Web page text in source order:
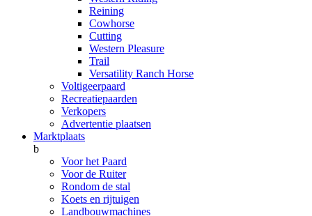
Reining
Cowhorse
Cutting
Western Pleasure
Trail
Versatility Ranch Horse
Voltigeerpaard
Recreatiepaarden
Verkopers
Advertentie plaatsen
Marktplaats
b
Voor het Paard
Voor de Ruiter
Rondom de stal
Koets en rijtuigen
Landbouwmachines